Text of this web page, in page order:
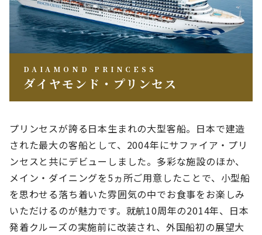
DAIAMOND PRINCESS
ダイヤモンド・プリンセス
プリンセスが誇る日本生まれの大型客船。日本で建造
された最大の客船として、2004年にサファイア・プリ
ンセスと共にデビューしました。多彩な施設のほか、
メイン・ダイニングを5ヵ所ご用意したことで、小型船
を思わせる落ち着いた雰囲気の中でお食事をお楽しみ
いただけるのが魅力です。就航10周年の2014年、日本
発着クルーズの実施前に改装され、外国船初の展望大